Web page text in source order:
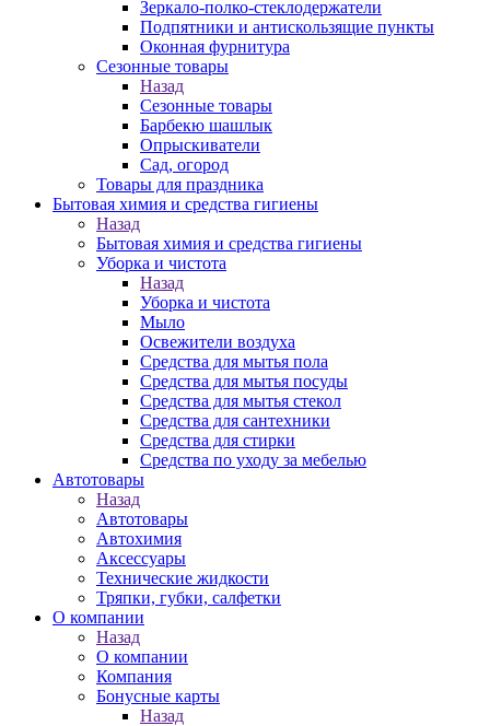
Зеркало-полко-стеклодержатели
Подпятники и антискользящие пункты
Оконная фурнитура
Сезонные товары
Назад
Сезонные товары
Барбекю шашлык
Опрыскиватели
Сад, огород
Товары для праздника
Бытовая химия и средства гигиены
Назад
Бытовая химия и средства гигиены
Уборка и чистота
Назад
Уборка и чистота
Мыло
Освежители воздуха
Средства для мытья пола
Средства для мытья посуды
Средства для мытья стекол
Средства для сантехники
Средства для стирки
Средства по уходу за мебелью
Автотовары
Назад
Автотовары
Автохимия
Аксессуары
Технические жидкости
Тряпки, губки, салфетки
О компании
Назад
О компании
Компания
Бонусные карты
Назад